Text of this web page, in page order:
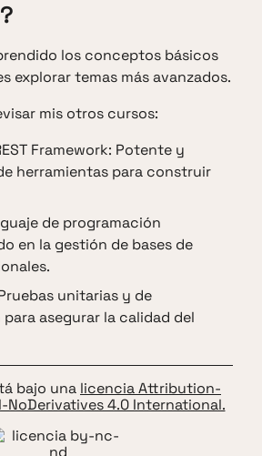
los conceptos básicos
explorar temas más avanzados.
mis otros cursos:
Framework: Potente y
herramientas para construir
de programación
en la gestión de bases de
unitarias y de
asegurar la calidad del
bajo una licencia Attribution-
NoDerivatives 4.0 International.